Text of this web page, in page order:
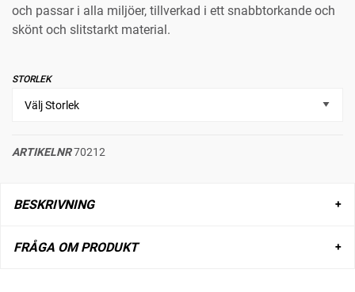
och passar i alla miljöer, tillverkad i ett snabbtorkande och
skönt och slitstarkt material.
STORLEK
ARTIKELNR70212
BESKRIVNING
FRÅGA OM PRODUKT